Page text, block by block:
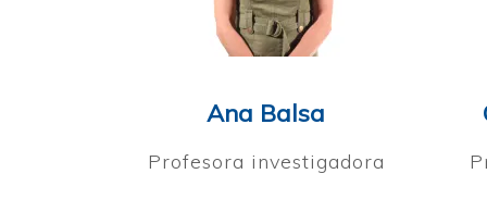
Ana Balsa
Profesora investigadora